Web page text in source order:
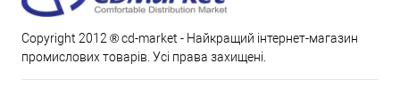
Copyright 2012 ® cd-market - Найкращий інтернет-магазин
промислових товарів. Усі права захищені.